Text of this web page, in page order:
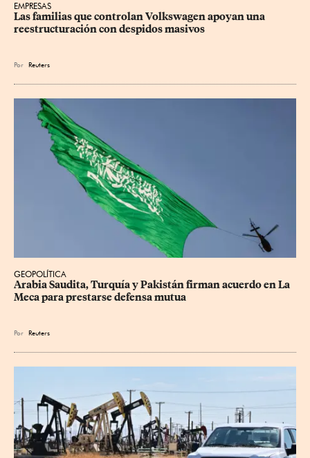
EMPRESAS
Las familias que controlan Volkswagen apoyan una
reestructuración con despidos masivos
Por Reuters
GEOPOLÍTICA
Arabia Saudita, Turquía y Pakistán firman acuerdo en La
Meca para prestarse defensa mutua
Por Reuters